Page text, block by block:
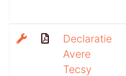
Declaratie
Avere
Tecsy